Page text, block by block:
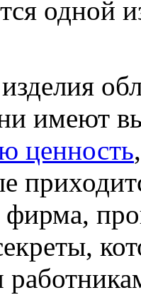
одной
имеют
ценность